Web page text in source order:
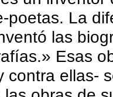
poetas. La
las
Esas
contra ellas-